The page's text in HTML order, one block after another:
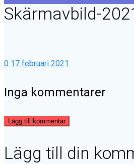
Skärmavbild-
0 17 februari 2021
Inga kommentarer
Lägg till kommentar
Lägg till din